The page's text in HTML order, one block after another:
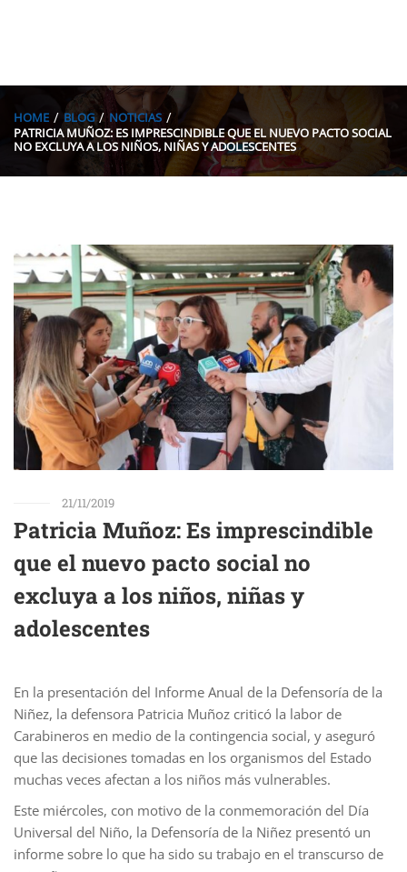
HOME BLOG
NOTICIAS
PATRICIA MUÑOZ: ES IMPRESCINDIBLE QUE EL NUEVO PACTO SOCIAL
NO EXCLUYA A LOS NIÑOS, NIÑAS Y ADOLESCENTES
21/11/2019
Patricia Muñoz: Es imprescindible
que el nuevo pacto social no
excluya a los niños, niñas y
adolescentes
En la presentación del Informe Anual de la Defensoría de la
Niñez, la defensora Patricia Muñoz criticó la labor de
Carabineros en medio de la contingencia social, y aseguró
que las decisiones tomadas en los organismos del Estado
muchas veces afectan a los niños más vulnerables.
Este miércoles, con motivo de la conmemoración del Día
Universal del Niño, la Defensoría de la Niñez presentó un
informe sobre lo que ha sido su trabajo en el transcurso de